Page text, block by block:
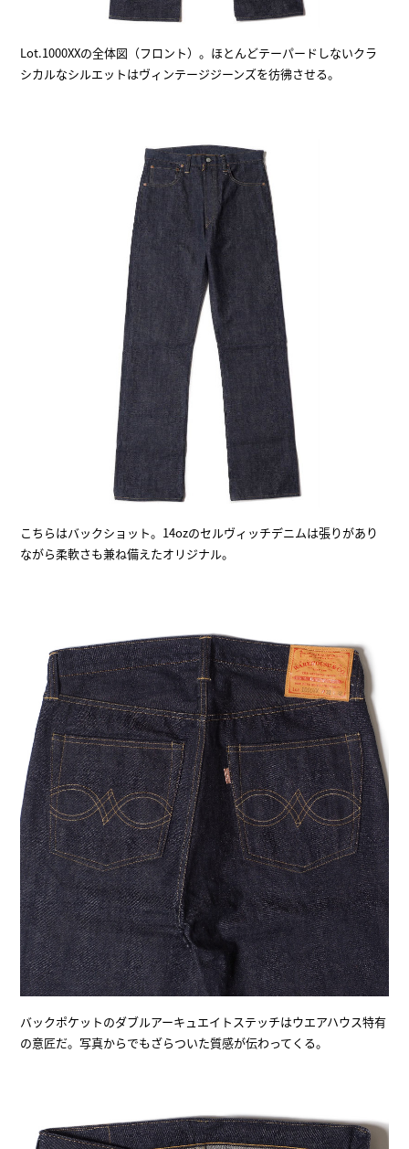
Lot.1000XXの全体図（フロント）。ほとんどテーパードしないクラ
シカルなシルエットはヴィンテージジーンズを彷彿させる。
こちらはバックショット。14ozのセルヴィッチデニムは張りがあり
ながら柔軟さも兼ね備えたオリジナル。
バックポケットのダブルアーキュエイトステッチはウエアハウス特有
の意匠だ。写真からでもざらついた質感が伝わってくる。